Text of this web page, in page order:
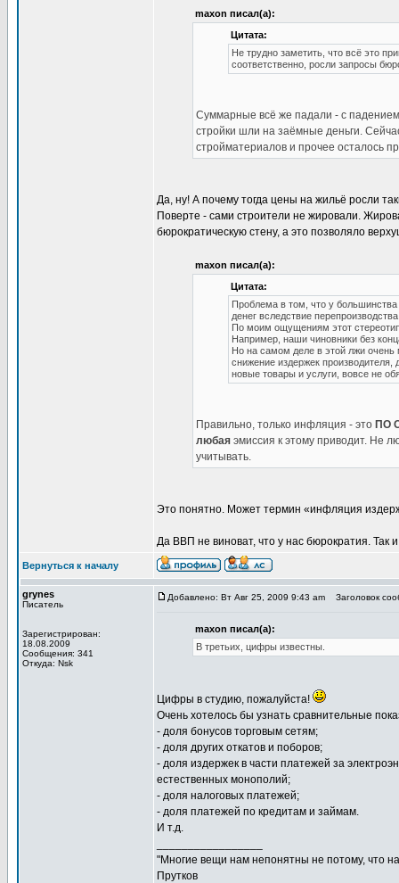
maxon писал(а):
Цитата:
Не трудно заметить, что всё это
соответственно, росли запросы
Суммарные всё же падали - с
стройки шли на заёмные деньги.
стройматериалов и прочее осталось
Да, ну! А почему тогда цены на жильё росли
Поверте - сами строители не жировали.
бюрократическую стену, а это позволяло
maxon писал(а):
Цитата:
Проблема в том, что у
денег вследствие
По моим ощущениям этот
Например, наши чиновники без
Но на самом деле в этой лжи очень
снижение издержек
новые товары и услуги, вовсе не
Правильно, только инфляция - это ПО
любая эмиссия к этому приводит. Не
учитывать.
Это понятно. Может термин «инфляция
Да ВВП не виноват, что у нас бюрократия. Так
Вернуться к началу
grynes
Писатель
Зарегистрирован:
18.08.2009
Сообщения: 341
Откуда: Nsk
Добавлено: Вт Авг 25, 2009 9:43 am Заголовок
maxon писал(а):
В третьих, цифры известны.
Цифры в студию, пожалуйста!
Очень хотелось бы узнать сравнительные
- доля бонусов торговым сетям;
- доля других откатов и поборов;
- доля издержек в части платежей за
естественных монополий;
- доля налоговых платежей;
- доля платежей по кредитам и займам.
И т.д.
"Многие вещи нам непонятны не потому, что
Прутков